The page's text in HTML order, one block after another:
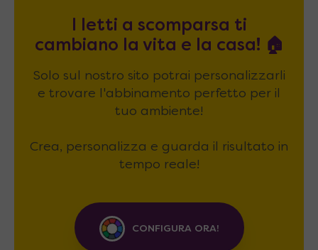
I letti a scomparsa ti
cambiano la vita e la casa! 🏠
Solo sul nostro sito potrai personalizzarli
e trovare l'abbinamento perfetto per il
tuo ambiente!
Crea, personalizza e guarda il risultato in
tempo reale!
CONFIGURA ORA!